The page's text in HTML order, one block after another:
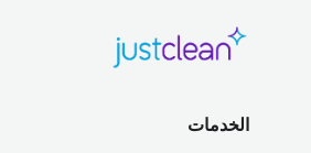
الخدمات